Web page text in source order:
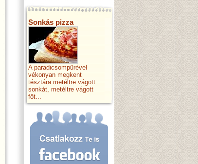
Sonkás pizza
A paradicsompürével
vékonyan megkent
tésztára metéltre vágott
sonkát, metéltre vágott
főt...